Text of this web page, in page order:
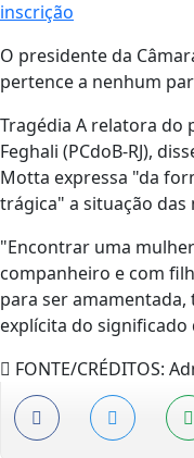
inscrição
O presidente da
pertence a nenhum
Tragédia A relatora do
Feghali (PCdoB-RJ),
Motta expressa "da
trágica" a situação
"Encontrar uma
companheiro e com
para ser amamentada,
explícita do
FONTE/CRÉDITOS: